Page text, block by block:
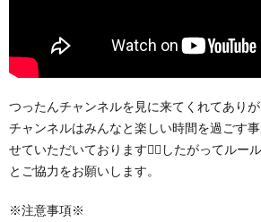
つったんチャンネルを見に来てくれてあり
チャンネルはみんなと楽しい時間を過ごす
せていただいております🙇‍♀️したがってルー
とご協力をお願いします。
※注意事項※